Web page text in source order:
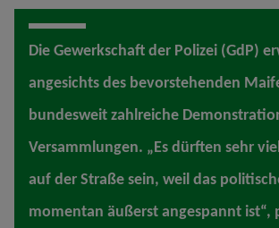
Die Gewerkschaft der Polizei (GdP)
angesichts des bevorstehenden
bundesweit zahlreiche
Versammlungen. „Es dürften sehr
auf der Straße sein, weil das
momentan äußerst angespannt ist“,